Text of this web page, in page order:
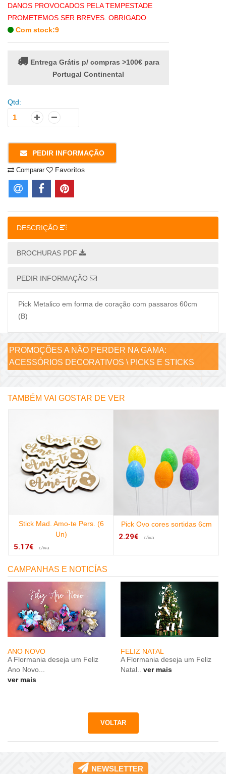
DANOS PROVOCADOS PELA TEMPESTADE
PROMETEMOS SER BREVES. OBRIGADO
Com stock:9
Entrega Grátis p/ compras >100€ para
Portugal Continental
Qtd:
PEDIR INFORMAÇÃO
Comparar Favoritos
DESCRIÇÃO
BROCHURAS PDF
PEDIR INFORMAÇÃO
Pick Metalico em forma de coração com passaros 60cm
(B)
PROMOÇÕES A NÃO PERDER NA GAMA:
ACESSÓRIOS DECORATIVOS \ PICKS E STICKS
TAMBÉM VAI GOSTAR DE VER
Stick Mad. Amo-te Pers. (6
Un)
5.17€ c/iva
Pick Ovo cores sortidas 6cm
2.29€ c/iva
CAMPANHAS E NOTICÍAS
ANO NOVO
A Flormania deseja um Feliz
Ano Novo...
ver mais
FELIZ NATAL
A Flormania deseja um Feliz
Natal..
ver mais
NEWSLETTER